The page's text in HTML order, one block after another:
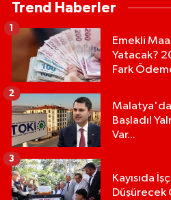
Trend Haberler
Emekli
Yatacak?
Fark
1
Malatya'da
Başladı!
Var...
2
Kayısıda
Düşürecek
3